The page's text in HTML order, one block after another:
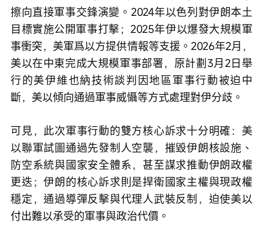
擦向直接軍事交鋒演變。2024年以色列對伊朗本土
目標實施公開軍事打擊；2025年伊以爆發大規模軍
事衝突，美軍爲以方提供情報等支援。2026年2月，
美以在中東完成大規模軍事部署，原計劃3月2日舉
行的美伊維也納技術談判因地區軍事行動被迫中
斷，美以傾向通過軍事威懾等方式處理對伊分歧。
可見，此次軍事行動的雙方核心訴求十分明確：美
以聯軍試圖通過先發制人空襲，摧毀伊朗核設施、
防空系統與國家安全體系，甚至謀求推動伊朗政權
更迭；伊朗的核心訴求則是捍衛國家主權與現政權
穩定，通過導彈反擊與代理人武裝反制，迫使美以
付出難以承受的軍事與政治代價。